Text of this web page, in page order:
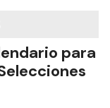
para